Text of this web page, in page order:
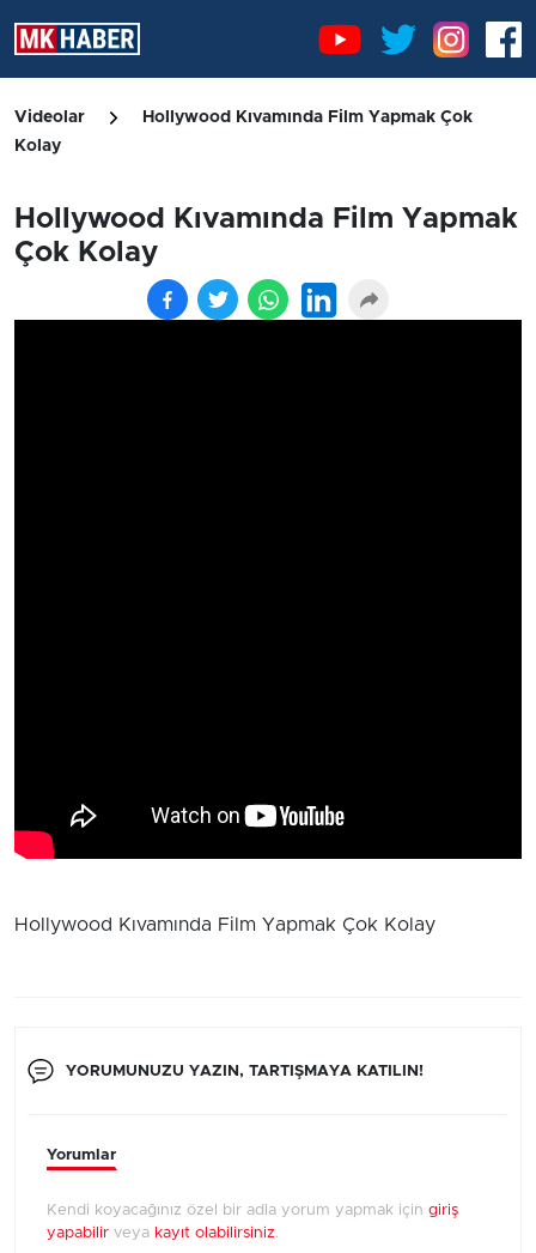
Videolar
Hollywood Kıvamında Film Yapmak Çok
Kolay
Hollywood Kıvamında Film Yapmak
Çok Kolay
Hollywood Kıvamında Film Yapmak Çok Kolay
YORUMUNUZU YAZIN, TARTIŞMAYA KATILIN!
Yorumlar
Kendi koyacağınız özel bir adla yorum yapmak için giriş
yapabilir veya kayıt olabilirsiniz.